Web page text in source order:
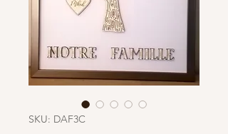
SKU: DAF3C